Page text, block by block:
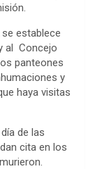
establece
al Concejo
panteones
y
haya visitas
de las
cita en los